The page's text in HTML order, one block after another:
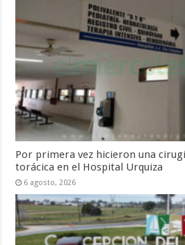
Por primera vez hicieron una
torácica en el Hospital Urquiza
6 agosto, 2026